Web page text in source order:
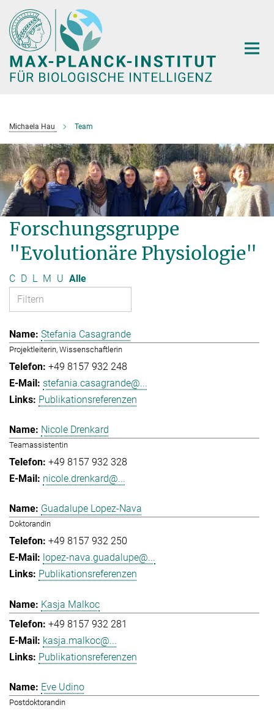
Hauptinhalt
Michaela Hau Team
Forschungsgruppe
"Evolutionäre Physiologie"
C D L M U Alle
Stefania Casagrande
Projektleiterin, Wissenschaftlerin
+49 8157 932 248
stefania.casagrande@...
Publikationsreferenzen
Nicole Drenkard
Teamassistentin
+49 8157 932 328
nicole.drenkard@...
Guadalupe Lopez-Nava
Doktorandin
+49 8157 932 250
lopez-nava.guadalupe@...
Publikationsreferenzen
Kasja Malkoc
+49 8157 932 281
kasja.malkoc@...
Publikationsreferenzen
Eve Udino
Postdoktorandin